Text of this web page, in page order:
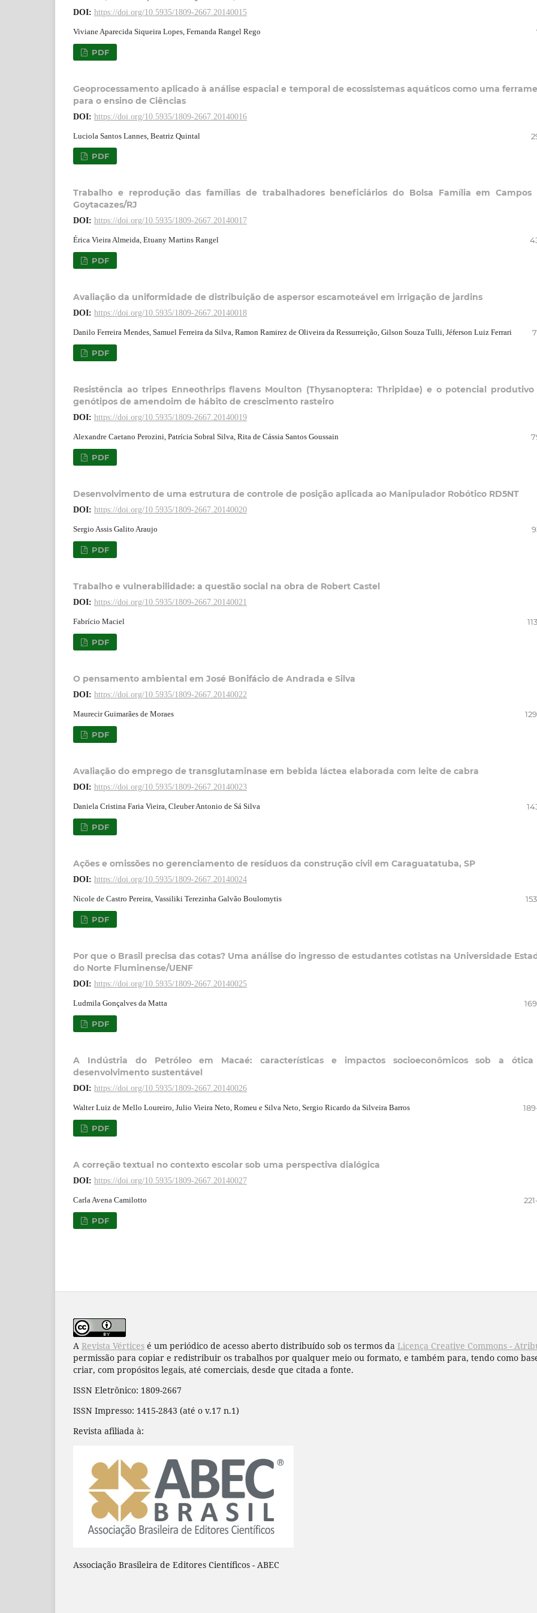
DOI: https://doi.org/10.5935/1809-2667.20140015
Viviane Aparecida Siqueira Lopes, Fernanda Rangel Rego
PDF
Geoprocessamento aplicado à análise espacial e temporal de ecossistemas aquáticos como uma
para o ensino de Ciências
DOI: https://doi.org/10.5935/1809-2667.20140016
Luciola Santos Lannes, Beatriz Quintal
PDF
Trabalho e reprodução das famílias de trabalhadores beneficiários do Bolsa Família em Campos
Goytacazes/RJ
DOI: https://doi.org/10.5935/1809-2667.20140017
Érica Vieira Almeida, Etuany Martins Rangel
PDF
Avaliação da uniformidade de distribuição de aspersor escamoteável em irrigação de jardins
DOI: https://doi.org/10.5935/1809-2667.20140018
Danilo Ferreira Mendes, Samuel Ferreira da Silva, Ramon Ramirez de Oliveira da Ressurreição, Gilson Souza Tulli, Jéferson Luiz Ferrari
PDF
Resistência ao tripes Enneothrips flavens Moulton (Thysanoptera: Thripidae) e o potencial produtivo
genótipos de amendoim de hábito de crescimento rasteiro
DOI: https://doi.org/10.5935/1809-2667.20140019
Alexandre Caetano Perozini, Patrícia Sobral Silva, Rita de Cássia Santos Goussain
PDF
Desenvolvimento de uma estrutura de controle de posição aplicada ao Manipulador Robótico RD5NT
DOI: https://doi.org/10.5935/1809-2667.20140020
Sergio Assis Galito Araujo
PDF
Trabalho e vulnerabilidade: a questão social na obra de Robert Castel
DOI: https://doi.org/10.5935/1809-2667.20140021
Fabrício Maciel
PDF
O pensamento ambiental em José Bonifácio de Andrada e Silva
DOI: https://doi.org/10.5935/1809-2667.20140022
Maurecir Guimarães de Moraes
PDF
Avaliação do emprego de transglutaminase em bebida láctea elaborada com leite de cabra
DOI: https://doi.org/10.5935/1809-2667.20140023
Daniela Cristina Faria Vieira, Cleuber Antonio de Sá Silva
PDF
Ações e omissões no gerenciamento de resíduos da construção civil em Caraguatatuba, SP
DOI: https://doi.org/10.5935/1809-2667.20140024
Nicole de Castro Pereira, Vassiliki Terezinha Galvão Boulomytis
PDF
Por que o Brasil precisa das cotas? Uma análise do ingresso de estudantes cotistas na Universidade
do Norte Fluminense/UENF
DOI: https://doi.org/10.5935/1809-2667.20140025
Ludmila Gonçalves da Matta
PDF
A Indústria do Petróleo em Macaé: características e impactos socioeconômicos sob a
desenvolvimento sustentável
DOI: https://doi.org/10.5935/1809-2667.20140026
Walter Luiz de Mello Loureiro, Julio Vieira Neto, Romeu e Silva Neto, Sergio Ricardo da Silveira Barros
PDF
A correção textual no contexto escolar sob uma perspectiva dialógica
DOI: https://doi.org/10.5935/1809-2667.20140027
Carla Avena Camilotto
PDF
A Revista Vértices é um periódico de acesso aberto distribuído sob os termos da Licença Creative Commons -
permissão para copiar e redistribuir os trabalhos por qualquer meio ou formato, e também para, tendo como
criar, com propósitos legais, até comerciais, desde que citada a fonte.
ISSN Eletrônico: 1809-2667
ISSN Impresso: 1415-2843 (até o v.17 n.1)
Revista afiliada à:
Associação Brasileira de Editores Científicos - ABEC